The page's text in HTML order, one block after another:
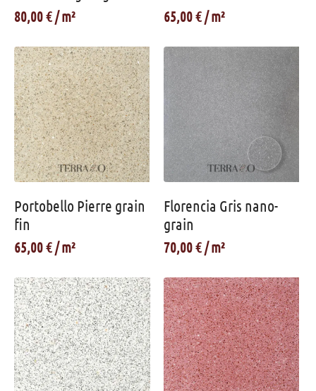
80,00€ 65,00€
Portobello Pierre grain
fin
65,00€
Florencia Gris nano-
grain
70,00€